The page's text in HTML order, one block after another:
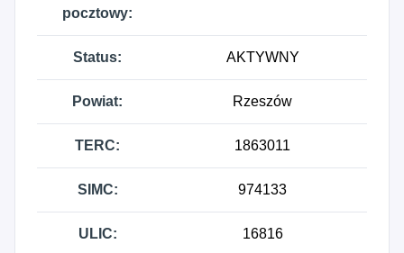
pocztowy:
Status: AKTYWNY
Powiat: Rzeszów
TERC: 1863011
SIMC: 974133
ULIC: 16816